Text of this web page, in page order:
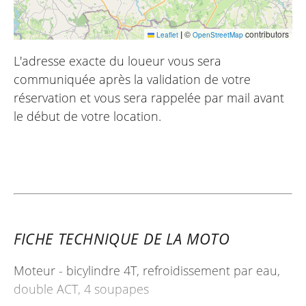
Leaflet |© OpenStreetMap contributors
L'adresse exacte du loueur vous sera
communiquée après la validation de votre
réservation et vous sera rappelée par mail avant
le début de votre location.
FICHE TECHNIQUE DE LA MOTO
Moteur - bicylindre 4T, refroidissement par eau,
double ACT, 4 soupapes